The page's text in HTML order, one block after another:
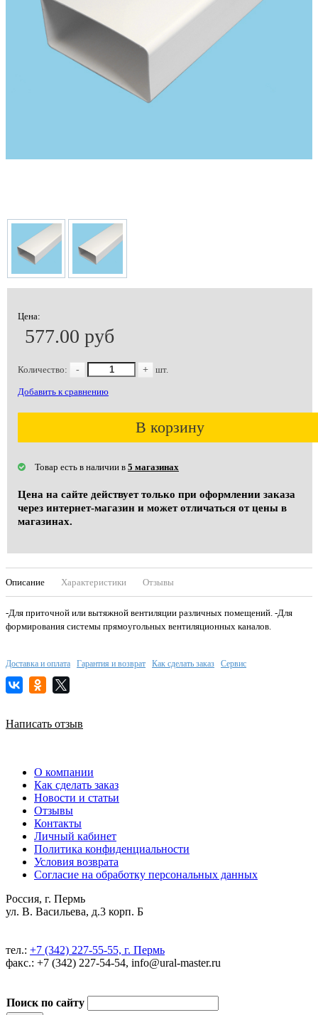
Цена:
577.00 руб
Количество: - + шт.
Добавить к сравнению
В корзину
Товар есть в наличии в 5 магазинах
Цена на сайте действует только при оформлении заказа
через интернет-магазин и может отличаться от цены в
магазинах.
Описание Характеристики Отзывы
-Для приточной или вытяжной вентиляции различных помещений. -Для
формирования cистемы прямоугольных вентиляционных каналов.
Доставка и оплата Гарантия и возврат Как сделать заказ Сервис
Написать отзыв
О компании
Как сделать заказ
Новости и статьи
Отзывы
Контакты
Личный кабинет
Политика конфиденциальности
Условия возврата
Согласие на обработку персональных данных
Россия, г. Пермь
ул. В. Васильева, д.3 корп. Б
тел.: +7 (342) 227-55-55, г. Пермь
факс.: +7 (342) 227-54-54, info@ural-master.ru
Поиск по сайту